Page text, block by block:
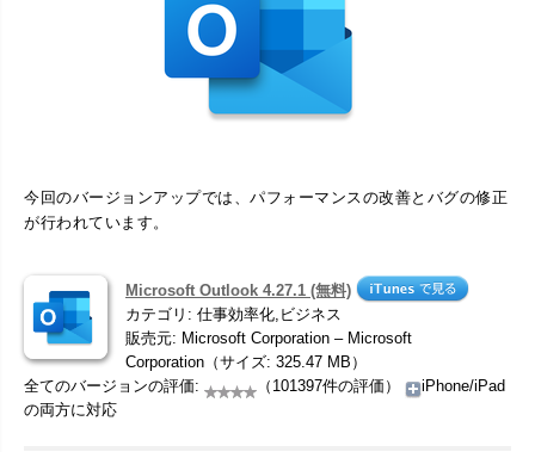
今回のバージョンアップでは、パフォーマンスの改善とバグの修正
が行われています。
Microsoft Outlook 4.27.1 (無料)
カテゴリ: 仕事効率化,ビジネス
販売元: Microsoft Corporation – Microsoft
Corporation（サイズ: 325.47 MB）
全てのバージョンの評価:
（101397件の評価）
iPhone/iPad
の両方に対応